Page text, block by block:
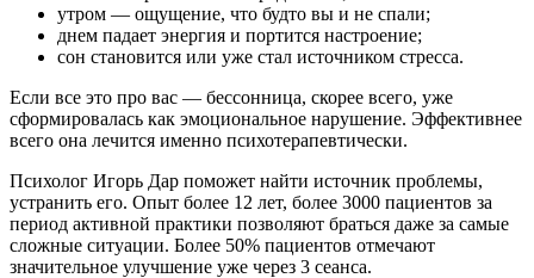
утром — ощущение, что будто вы и не спали;
днем падает энергия и портится настроение;
сон становится или уже стал источником стресса.
Если все это про вас — бессонница, скорее всего, уже
сформировалась как эмоциональное нарушение. Эффективнее
всего она лечится именно психотерапевтически.
Психолог Игорь Дар поможет найти источник проблемы,
устранить его. Опыт более 12 лет, более 3000 пациентов за
период активной практики позволяют браться даже за самые
сложные ситуации. Более 50% пациентов отмечают
значительное улучшение уже через 3 сеанса.